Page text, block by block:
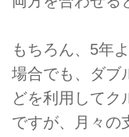
もちろん、5年
場合でも、ダブ
どを利用してク
ですが、月々の